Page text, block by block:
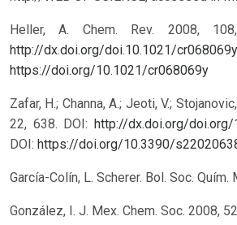
Heller, A. Chem. Rev. 2008,
http://dx.doi.org/doi.10.1021/cr068069y
https://doi.org/10.1021/cr068069y
Zafar, H.; Channa, A.; Jeoti, V.;
22, 638. DOI: http://dx.doi.org/
DOI: https://doi.org/10.3390/
García-Colín, L. Scherer. Bol. Soc. Quím.
González, I. J. Mex. Chem. Soc. 2008,